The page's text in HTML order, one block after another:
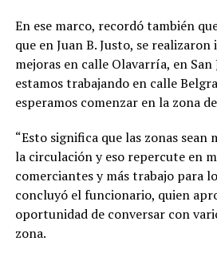
En ese marco, recordó también
que en Juan B. Justo, se
mejoras en calle Olavarría, en
estamos trabajando en calle
esperamos comenzar en la zona
“Esto significa que las zonas sean
la circulación y eso repercute en
comerciantes y más trabajo para
concluyó el funcionario, quien
oportunidad de conversar con
zona.